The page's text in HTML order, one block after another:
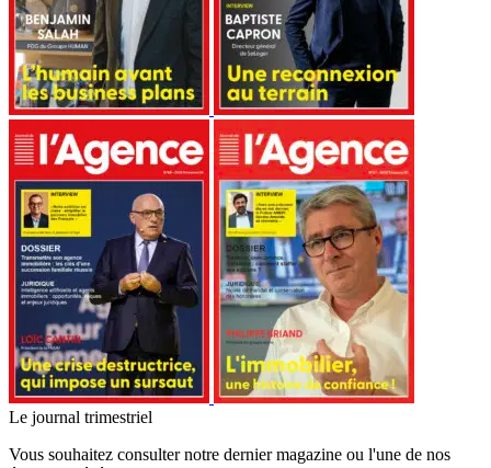
Le journal trimestriel
Vous souhaitez consulter notre dernier magazine ou l'une de nos